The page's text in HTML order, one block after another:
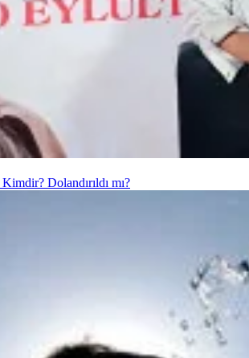
Dolandırıldı mı?